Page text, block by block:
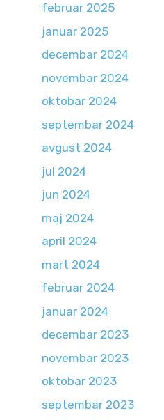
februar 2025
januar 2025
decembar 2024
novembar 2024
oktobar 2024
septembar 2024
avgust 2024
jul 2024
jun 2024
maj 2024
april 2024
mart 2024
februar 2024
januar 2024
decembar 2023
novembar 2023
oktobar 2023
septembar 2023